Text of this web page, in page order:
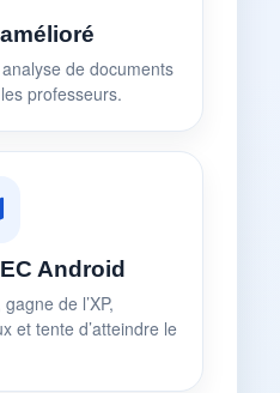
de documents
professeurs.
Android
de l’XP,
et tente d’atteindre le